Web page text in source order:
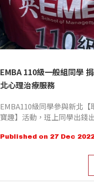
EMBA 110級一般組同學
北心理治療服務
EMBA110級同學參與新北【
寶趣】活動，班上同學出錢
協助新北身心障礙者接受必
Published on 27 Dec